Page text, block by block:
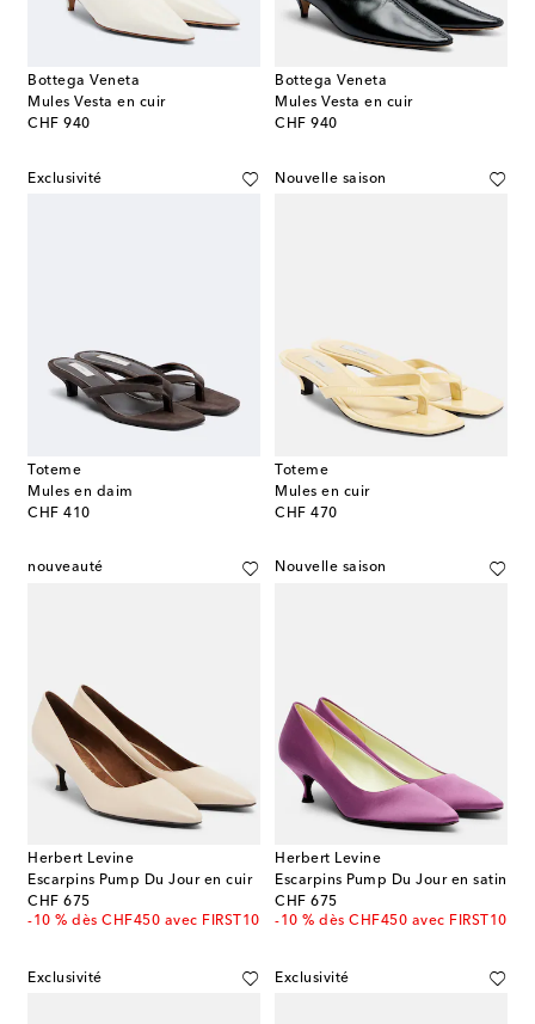
Bottega Veneta
Mules Vesta en cuir
CHF 940
original price
Bottega Veneta
Mules Vesta en cuir
CHF 940
original price
Exclusivité
Toteme
Mules en daim
CHF 410
original price
Nouvelle saison
Toteme
Mules en cuir
CHF 470
original price
nouveauté
Herbert Levine
Escarpins Pump Du Jour en cuir
CHF 675
original price
-10 % dès CHF450 avec FIRST10
Nouvelle saison
Herbert Levine
Escarpins Pump Du Jour en satin
CHF 675
original price
-10 % dès CHF450 avec FIRST10
Exclusivité Exclusivité